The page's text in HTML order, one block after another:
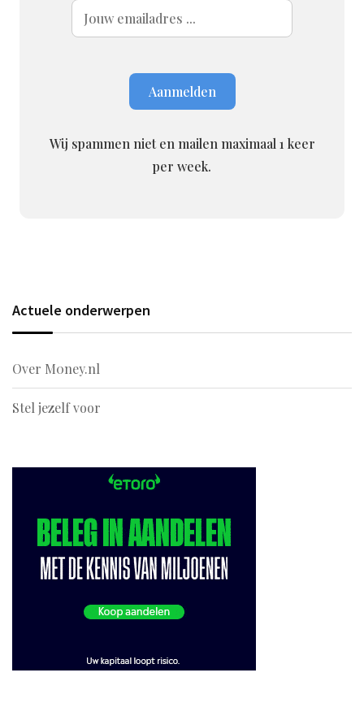
Wij spammen niet en mailen maximaal 1 keer
per week.
Actuele onderwerpen
Over M0ney.nl
Stel jezelf voor